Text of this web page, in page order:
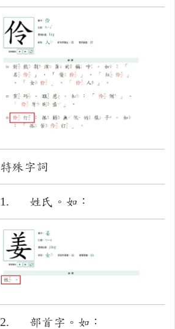
特殊字詞
1. 姓氏。如：
2. 部首字。如：